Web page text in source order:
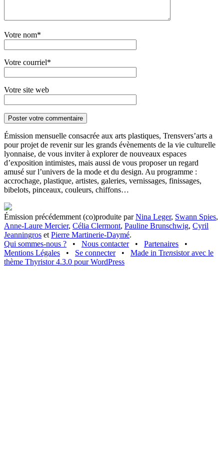
Votre nom*
Votre courriel*
Votre site web
Émission mensuelle consacrée aux arts plastiques, Trensvers’arts a
pour projet de revenir sur les grands évènements de la vie culturelle
lyonnaise, de vous inviter à explorer de nouveaux espaces
d’exposition intimistes, mais aussi de vous proposer un regard
amusé sur l’univers de la mode et du design. Au programme :
accrochage, plastique, artistes, galeries, vernissages, finissages,
bibelots, pinceaux, couleurs, chiffons…
Émission précédemment (co)produite parNina Leger, Swann Spies,
Anne-Laure Mercier, Célia Clermont, Pauline Brunschwig, Cyril
Jeanningros et Pierre Martinerie-Daymé.
Qui sommes-nous ?
• Nous contacter • Partenaires
•
Mentions Légales
• Se connecter • Made in Trensistor avec le
thème Thyristor 4.3.0 pour WordPress